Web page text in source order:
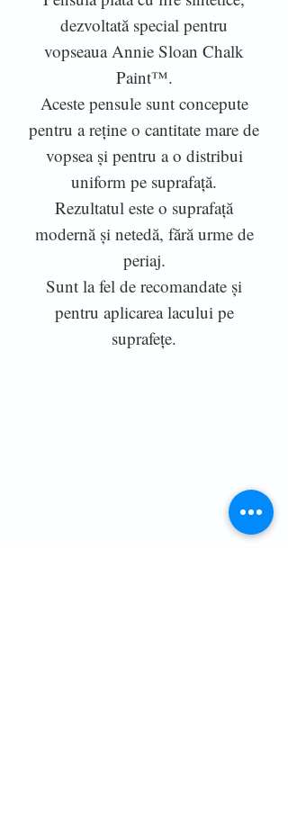
dezvoltată special pentru
vopseaua Annie Sloan Chalk
Paint™.
Aceste pensule sunt concepute
pentru a reține o cantitate mare de
vopsea și pentru a o distribui
uniform pe suprafață.
Rezultatul este o suprafață
modernă și netedă, fără urme de
periaj.
Sunt la fel de recomandate și
pentru aplicarea lacului pe
suprafețe.